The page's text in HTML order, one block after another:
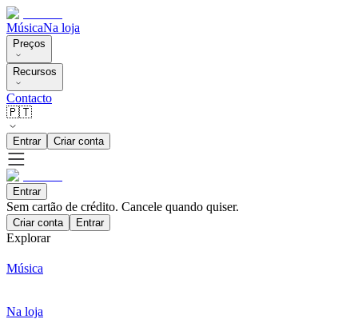
MúsicaNa loja
Preços
Recursos
Contacto
🇵🇹
Entrar Criar conta
Entrar
Sem cartão de crédito. Cancele quando quiser.
Criar conta Entrar
Explorar
Música
Na loja